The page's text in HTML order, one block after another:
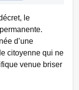
le
d’une
citoyenne qui ne
venue briser